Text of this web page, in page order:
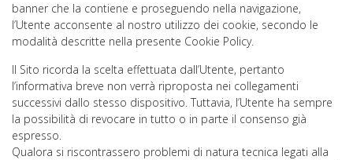
banner che la contiene e proseguendo nella navigazione,
l’Utente acconsente al nostro utilizzo dei cookie, secondo le
modalità descritte nella presente Cookie Policy.
Il Sito ricorda la scelta effettuata dall’Utente, pertanto
l’informativa breve non verrà riproposta nei collegamenti
successivi dallo stesso dispositivo. Tuttavia, l’Utente ha sempre
la possibilità di revocare in tutto o in parte il consenso già
espresso.
Qualora si riscontrassero problemi di natura tecnica legati alla